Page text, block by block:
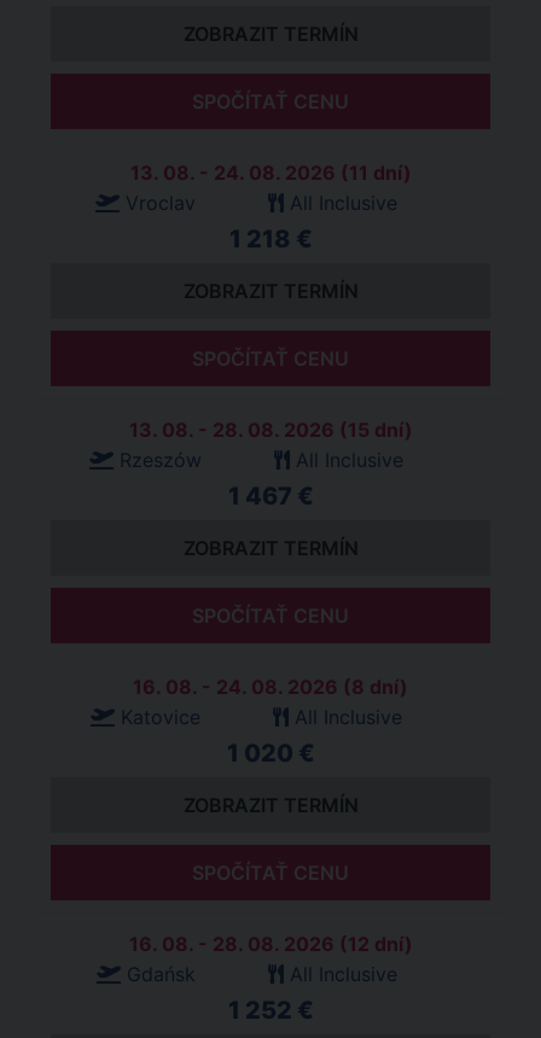
ZOBRAZIT TERMÍN
SPOČÍTAŤ CENU
13. 08. - 24. 08. 2026 (11 dní)
Vroclav
All Inclusive
1 218 €
ZOBRAZIT TERMÍN
SPOČÍTAŤ CENU
13. 08. - 28. 08. 2026 (15 dní)
Rzeszów
All Inclusive
1 467 €
ZOBRAZIT TERMÍN
SPOČÍTAŤ CENU
16. 08. - 24. 08. 2026 (8 dní)
Katovice
All Inclusive
1 020 €
ZOBRAZIT TERMÍN
SPOČÍTAŤ CENU
16. 08. - 28. 08. 2026 (12 dní)
Gdańsk
All Inclusive
1 252 €